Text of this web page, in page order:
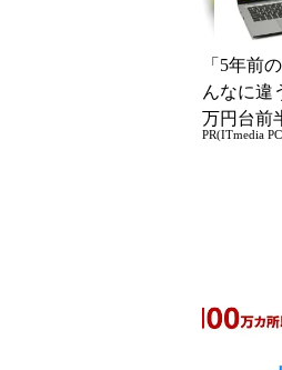
「5年前
んなに違
万円台前
る快適PC
PR(ITmedia